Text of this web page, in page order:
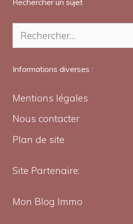
Rechercher :
Informations diverses :
Mentions légales
Nous contacter
Plan de site
Site Partenaire:
Mon Blog Immo